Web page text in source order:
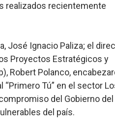
y recupera
realizados recientemente
José Ignacio Paliza; el
Proyectos Estratégicos y
Robert Polanco,
Tú” en el sector
del Gobierno del
del país.